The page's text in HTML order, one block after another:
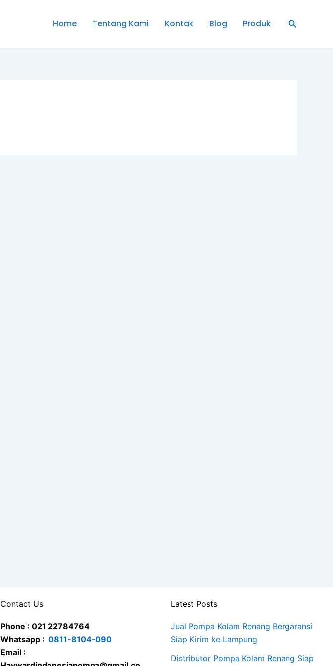
Home Tentang Kami Kontak Blog Produk Cari
Contact Us
Phone : 021 22784764
Whatsapp : 0811-8104-090
Email :
Latest Posts
Jual Pompa Kolam Renang Bergaransi
Siap Kirim ke Lampung
Distributor Pompa Kolam Renang Siap